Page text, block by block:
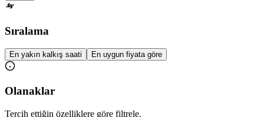
Sıralama
En yakın kalkış saati En uygun fiyata göre
Olanaklar
Tercih ettiğin özelliklere göre filtrele.